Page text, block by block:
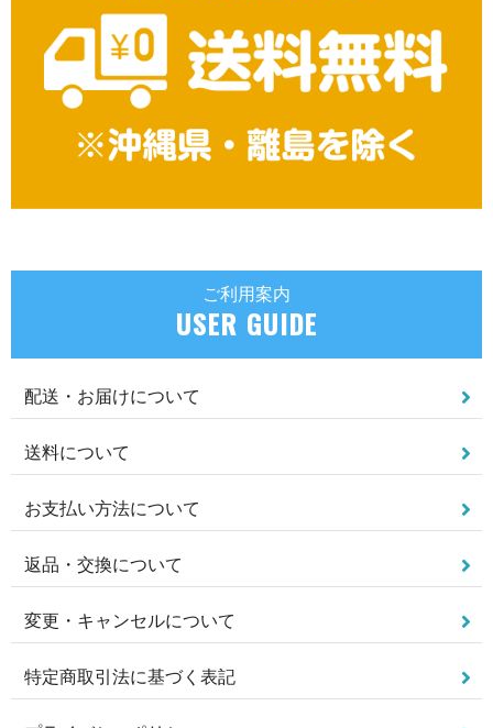
ご利用案内
USER GUIDE
配送・お届けについて
送料について
お支払い方法について
返品・交換について
変更・キャンセルについて
特定商取引法に基づく表記